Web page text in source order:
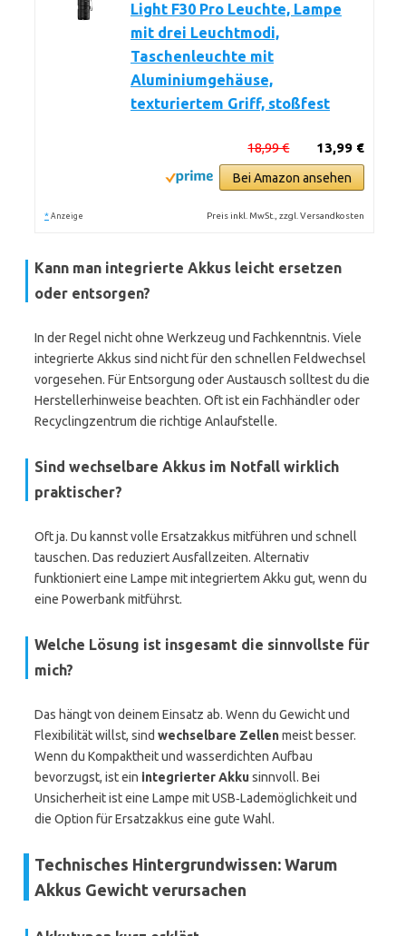
Light F30 Pro Leuchte, Lampe
mit drei Leuchtmodi,
Taschenleuchte mit
Aluminiumgehäuse,
texturiertem Griff, stoßfest
13,99 €
18,99 €
Bei Amazon ansehen
* Anzeige Preis inkl. MwSt., zzgl. Versandkosten
Kann man integrierte Akkus leicht ersetzen
oder entsorgen?
In der Regel nicht ohne Werkzeug und Fachkenntnis. Viele
integrierte Akkus sind nicht für den schnellen Feldwechsel
vorgesehen. Für Entsorgung oder Austausch solltest du die
Herstellerhinweise beachten. Oft ist ein Fachhändler oder
Recyclingzentrum die richtige Anlaufstelle.
Sind wechselbare Akkus im Notfall wirklich
praktischer?
Oft ja. Du kannst volle Ersatzakkus mitführen und schnell
tauschen. Das reduziert Ausfallzeiten. Alternativ
funktioniert eine Lampe mit integriertem Akku gut, wenn du
eine Powerbank mitführst.
Welche Lösung ist insgesamt die sinnvollste für
mich?
Das hängt von deinem Einsatz ab. Wenn du Gewicht und
Flexibilität willst, sind wechselbare Zellenmeist besser.
Wenn du Kompaktheit und wasserdichten Aufbau
bevorzugst, ist ein integrierter Akkusinnvoll. Bei
Unsicherheit ist eine Lampe mit USB‑Lademöglichkeit und
die Option für Ersatzakkus eine gute Wahl.
Technisches Hintergrundwissen: Warum
Akkus Gewicht verursachen